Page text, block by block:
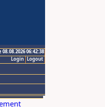
06:42:38
Logout
Login